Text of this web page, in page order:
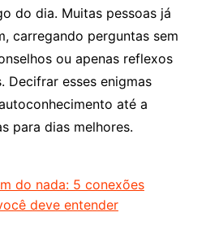
do dia. Muitas pessoas já
carregando perguntas sem
ou apenas reflexos
Decifrar esses enigmas
até a
para dias melhores.
do nada: 5 conexões
deve entender